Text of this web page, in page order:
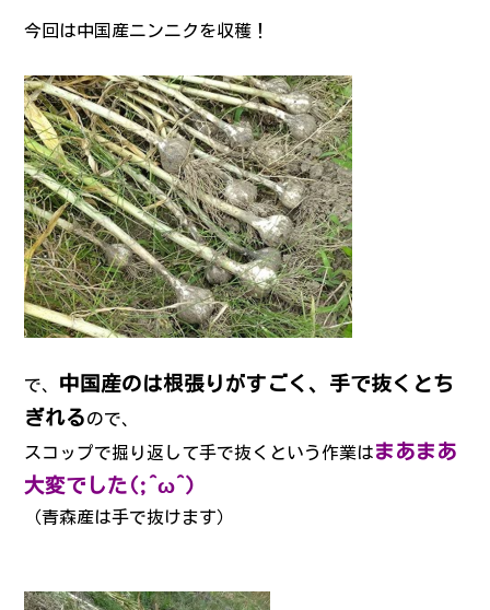
今回は中国産ニンニクを収穫！
で、 中国産のは根張りがすごく、手で抜くとち
ぎれるので、
スコップで掘り返して手で抜くという作業はまあまあ
大変でした(;^ω^)
（青森産は手で抜けます）